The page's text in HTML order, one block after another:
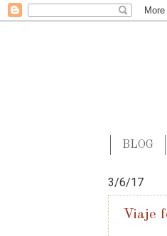
BLOG
3/6/17
Viaje